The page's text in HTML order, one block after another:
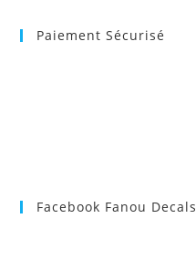
Paiement Sécurisé
Facebook Fanou Decals